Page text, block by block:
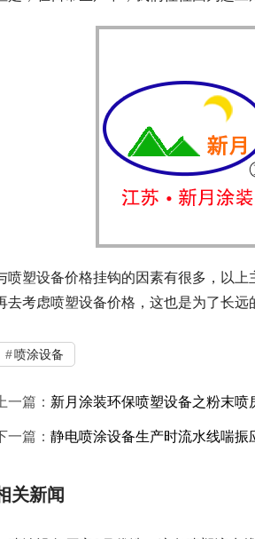
喷塑设备价格挂钩的因素有很多，以
去考虑喷塑设备价格，这也是为了长远
喷涂设备
上一篇： 新月涂装环保喷塑设备之粉末喷
一篇： 静电喷涂设备生产时流水线喘振
关新闻